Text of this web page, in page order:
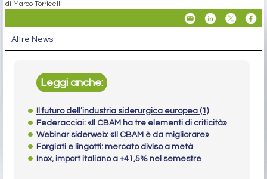
di Marco Torricelli
Altre News
Leggi anche:
Il futuro dell’industria siderurgica europea (1)
Federacciai: «Il CBAM ha tre elementi di criticità»
Webinar siderweb: «Il CBAM è da migliorare»
Forgiati e lingotti: mercato diviso a metà
Inox, import italiano a +41,5% nel semestre